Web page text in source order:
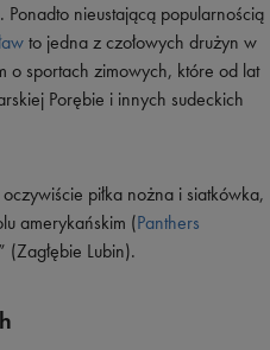
Ponadto nieustającą popularnością
to jedna z czołowych drużyn w
o sportach zimowych, które od lat
Porębie i innych sudeckich
piłka nożna i siatkówka,
amerykańskim (Panthers
(Zagłębie Lubin).